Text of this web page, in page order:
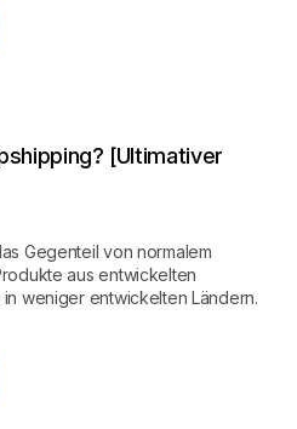
[Ultimativer
Gegenteil von normalem
aus entwickelten
weniger entwickelten Ländern.